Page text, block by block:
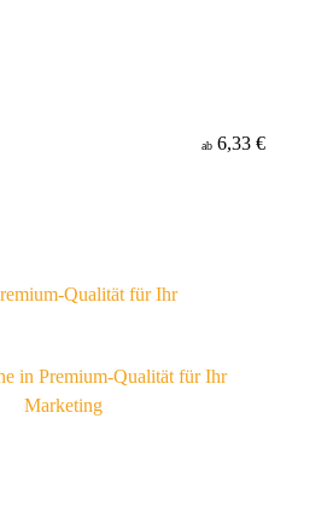
ab 6,33 €
Qualität für Ihr